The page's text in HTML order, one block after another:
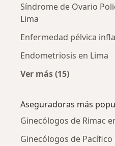
Síndrome de Ovario
Lima
Enfermedad pélvica
Endometriosis en Lima
Ver más (15)
Aseguradoras más
Ginecólogos de Rimac
Ginecólogos de Pacífico